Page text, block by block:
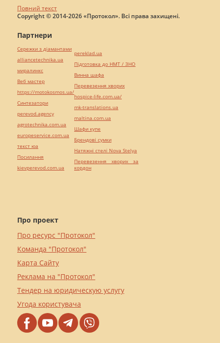
Повний текст
Copyright © 2014-2026 «Протокол». Всі права захищені.
Про проект
Про ресурс "Протокол"
Команда "Протокол"
Карта Сайту
Реклама на "Протокол"
Тендер на юридическую услугу
Угода користувача
Партнери
Сережки з діамантами
alliancetechnika.ua
миралинкс
Веб мастер
https://motokosmos.ua/
Синтезатори
perevod.agency
agrotechnika.com.ua
europeservice.com.ua
текст юа
Посилання
kievperevod.com.ua
pereklad.ua
Підготовка до НМТ / ЗНО
Винна шафа
Перевезення хворих
hospice-life.com.ua/
mk-translations.ua
maltina.com.ua
Шафи купе
Брендові сумки
Натяжні стелі Nova Stelya
Перевезення хворих за
кордон